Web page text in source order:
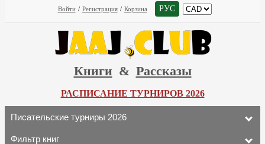
Войти / Регистрация / Корзина РУС
Книги & Рассказы
РАСПИСАНИЕ ТУРНИРОВ 2026
Писательские турниры 2026
Фильтр книг